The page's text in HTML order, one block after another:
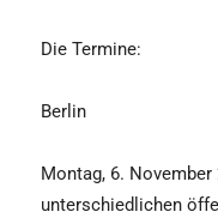
Die Termine:
Berlin
Montag, 6. November
unterschiedlichen